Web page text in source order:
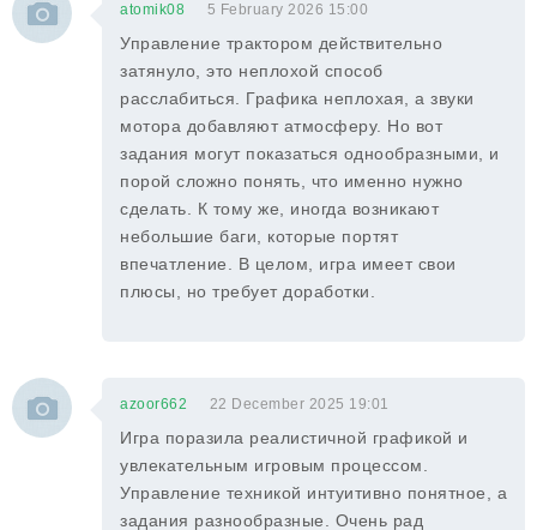
atomik08 5 February 2026 15:00
Управление трактором действительно
затянуло, это неплохой способ
расслабиться. Графика неплохая, а звуки
мотора добавляют атмосферу. Но вот
задания могут показаться однообразными, и
порой сложно понять, что именно нужно
сделать. К тому же, иногда возникают
небольшие баги, которые портят
впечатление. В целом, игра имеет свои
плюсы, но требует доработки.
azoor662 22 December 2025 19:01
Игра поразила реалистичной графикой и
увлекательным игровым процессом.
Управление техникой интуитивно понятное, а
задания разнообразные. Очень рад